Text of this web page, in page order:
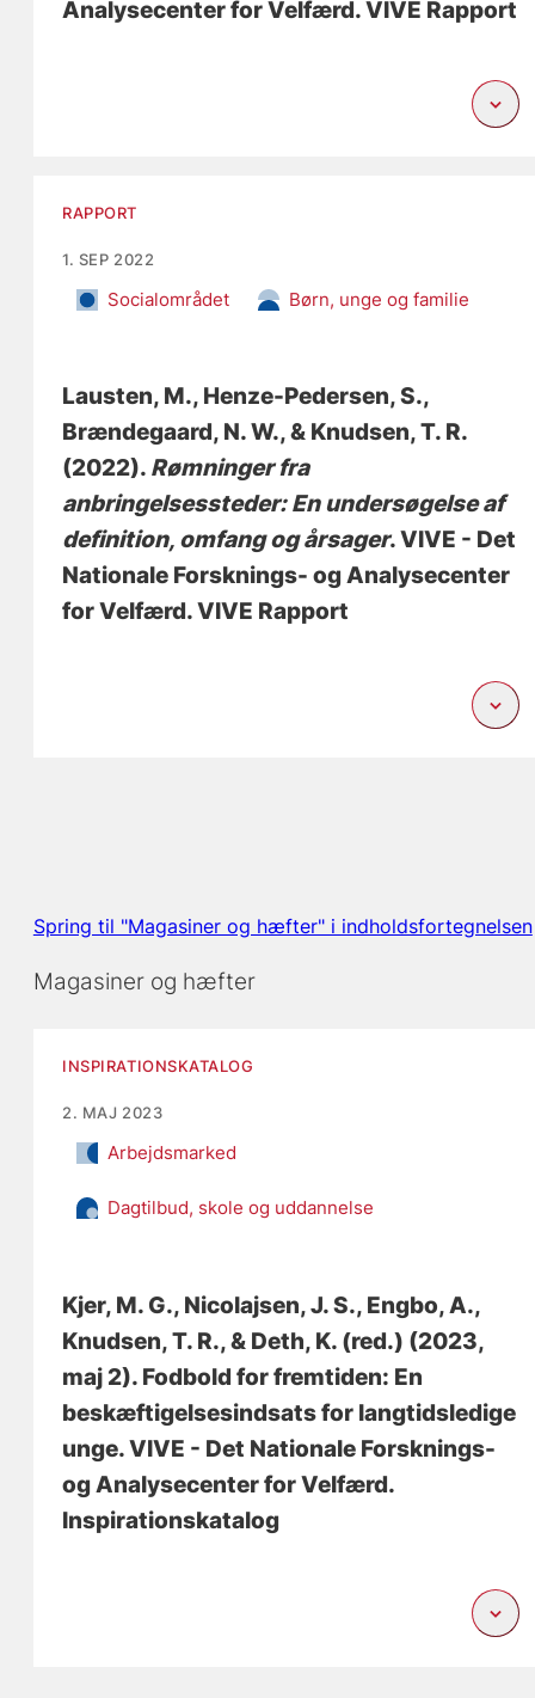
Analysecenter for Velfærd. VIVE Rapport
RAPPORT
1. SEP 2022
Socialområdet Børn, unge og familie
Lausten, M., Henze-Pedersen, S.,
Brændegaard, N. W., & Knudsen, T. R.
(2022). Rømninger fra
anbringelsessteder: En undersøgelse af
definition, omfang og årsager. VIVE - Det
Nationale Forsknings- og Analysecenter
for Velfærd. VIVE Rapport
Spring til "Magasiner og hæfter" i indholdsfortegnelsen
Magasiner og hæfter
INSPIRATIONSKATALOG
2. MAJ 2023
Arbejdsmarked
Dagtilbud, skole og uddannelse
Kjer, M. G., Nicolajsen, J. S., Engbo, A.,
Knudsen, T. R., & Deth, K. (red.) (2023,
maj 2). Fodbold for fremtiden: En
beskæftigelsesindsats for langtidsledige
unge. VIVE - Det Nationale Forsknings-
og Analysecenter for Velfærd.
Inspirationskatalog